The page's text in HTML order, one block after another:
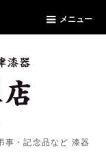
メニュー
事・記念品など 漆器